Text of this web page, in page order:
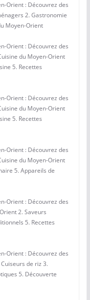
Orient : Découvrez des
2. Gastronomie
Moyen-Orient
Orient : Découvrez des
du Moyen-Orient
5. Recettes
Orient : Découvrez des
du Moyen-Orient
5. Recettes
Orient : Découvrez des
du Moyen-Orient
5. Appareils de
Orient : Découvrez des
2. Saveurs
5. Recettes
Orient : Découvrez des
de riz 3.
5. Découverte